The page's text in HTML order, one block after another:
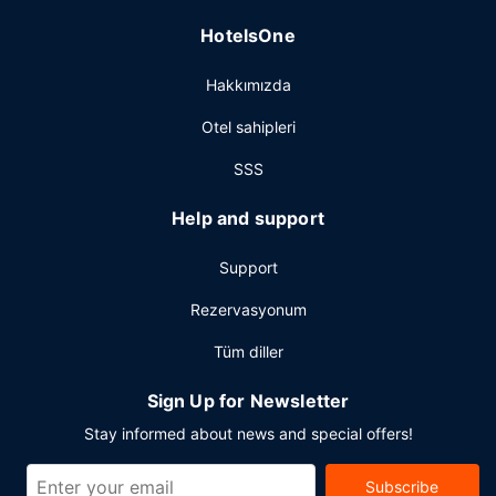
HotelsOne
Hakkımızda
Otel sahipleri
SSS
Help and support
Support
Rezervasyonum
Tüm diller
Sign Up for Newsletter
Stay informed about news and special offers!
Subscribe